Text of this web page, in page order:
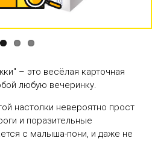
– это весёлая карточная
любую вечеринку.
настолки невероятно прост
и поразительные
с малыша-пони, и даже не